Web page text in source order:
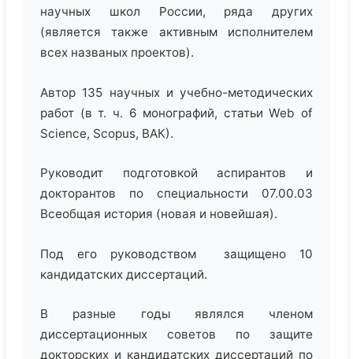
научных школ России, ряда других
(является также активным исполнителем
всех названых проектов).
Автор 135 научных и учебно-методических
работ (в т. ч. 6 монографий, статьи Web of
Science, Scopus, ВАК).
Руководит подготовкой аспирантов и
докторантов по специальности 07.00.03
Всеобщая история (новая и новейшая).
Под его руководством защищено 10
кандидатских диссертаций.
В разные годы являлся членом
диссертационных советов по защите
докторских и кандидатских диссертаций по